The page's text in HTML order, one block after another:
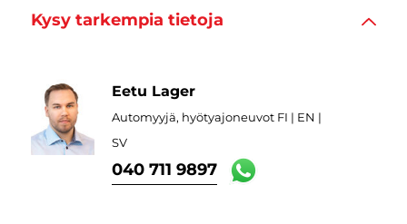
Kysy tarkempia tietoja
Eetu Lager
Automyyjä, hyötyajoneuvot FI | EN |
SV
040 711 9897